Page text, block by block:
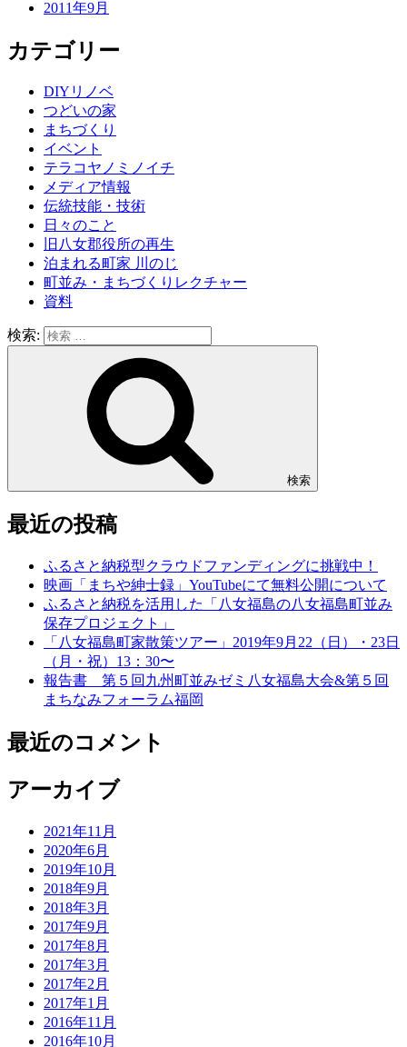
2011年9月
カテゴリー
DIYリノベ
つどいの家
まちづくり
イベント
テラコヤノミノイチ
メディア情報
伝統技能・技術
日々のこと
旧八女郡役所の再生
泊まれる町家 川のじ
町並み・まちづくりレクチャー
資料
検索:
検索
最近の投稿
ふるさと納税型クラウドファンディングに挑戦中！
映画「まちや紳士録」YouTubeにて無料公開について
ふるさと納税を活用した「八女福島の八女福島町並み
保存プロジェクト」
「八女福島町家散策ツアー」2019年9月22（日）・23日
（月・祝）13：30〜
報告書 第５回九州町並みゼミ八女福島大会&第５回
まちなみフォーラム福岡
最近のコメント
アーカイブ
2021年11月
2020年6月
2019年10月
2018年9月
2018年3月
2017年9月
2017年8月
2017年3月
2017年2月
2017年1月
2016年11月
2016年10月